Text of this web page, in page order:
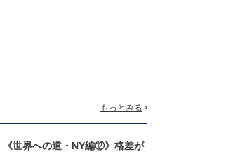
もっとみる
《世界への道・NY編⑫》格差が